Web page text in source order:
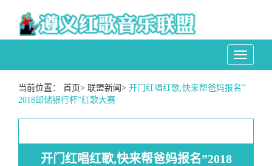
Toggle
当前位置： 首页> 联盟新闻 > 开门红唱红歌,快来帮爸妈报名”
2018邮储银行杯”红歌大赛
开门红唱红歌,快来帮爸妈报名”2018